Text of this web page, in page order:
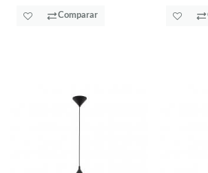
Comparar